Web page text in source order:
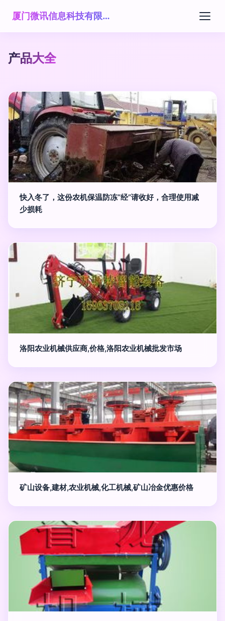
厦门微讯信息科技有限公司
产品大全
快入冬了，这份农机保温防冻“经”请收好，合理使用减
少损耗
洛阳农业机械供应商,价格,洛阳农业机械批发市场
矿山设备,建材,农业机械,化工机械,矿山冶金优惠价格